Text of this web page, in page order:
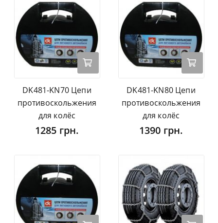
DK481-KN70 Цепи
противоскольжения
для колёс
1285 грн.
DK481-KN80 Цепи
противоскольжения
для колёс
1390 грн.